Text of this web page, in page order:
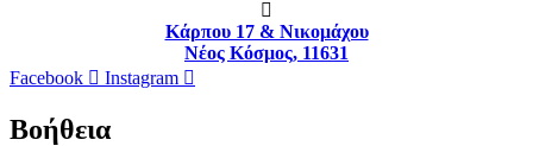
Κάρπου 17 & Νικομάχου
Νέος Κόσμος, 11631
Facebook
Instagram
Βοήθεια